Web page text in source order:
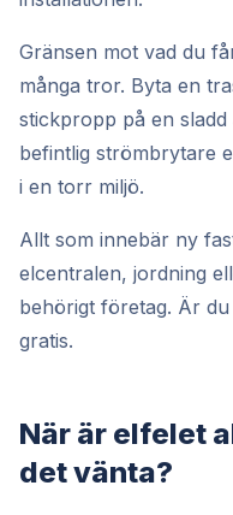
Gränsen mot vad du
många tror. Byta en
stickpropp på en
befintlig strömbrytare
i en torr miljö.
Allt som innebär ny
elcentralen, jordning
behörigt företag. Är
gratis.
När är elfelet
det vänta?